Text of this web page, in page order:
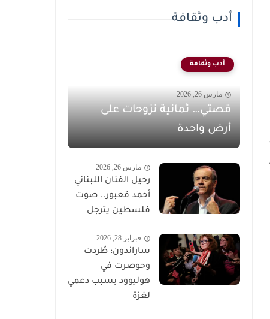
أدب وثقافة
أدب وثقافة
مارس 26, 2026
قصتي… ثمانية نزوحات على
أرض واحدة
مارس 26, 2026
رحيل الفنان اللبناني
أحمد قعبور.. صوت
فلسطين يترجل
فبراير 28, 2026
ساراندون: طُردت
وحوصرت في
هوليوود بسبب دعمي
لغزة